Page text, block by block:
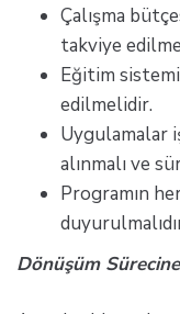
Çalışma
takviye
Eğitim
edilmelidir.
Uygulamalar
alınmalı ve
Programın
Dönüşüm